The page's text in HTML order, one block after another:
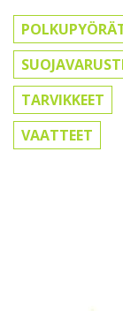
TARVIKKEET
VAATTEET